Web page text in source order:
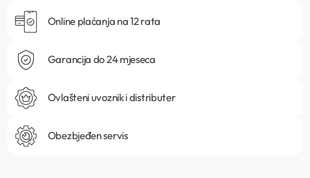
Online plaćanja na 12 rata
Garancija do 24 mjeseca
Ovlašteni uvoznik i distributer
Obezbjeđen servis